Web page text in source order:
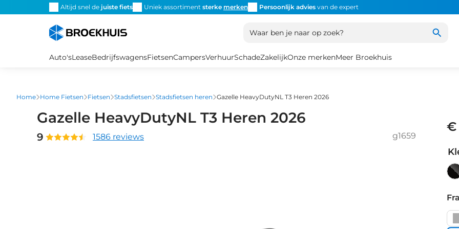
Altijd snel de juiste fiets Uniek assortiment sterke merken Persoonlijk advies van de expert
Waar ben je naar op zoek?
Auto'sLeaseBedrijfswagensFietsenCampersVerhuurSchadeZakelijkOnze merkenMeer Broekhuis
Home Home Fietsen Fietsen Stadsfietsen Stadsfietsen heren Gazelle HeavyDutyNL T3 Heren 2026
Gazelle HeavyDutyNL T3 Heren 2026
9 1586 reviews g1659
€